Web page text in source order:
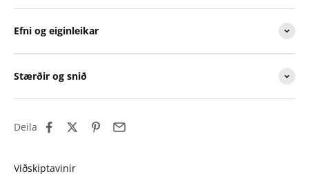
Efni og eiginleikar
Stærðir og snið
Deila